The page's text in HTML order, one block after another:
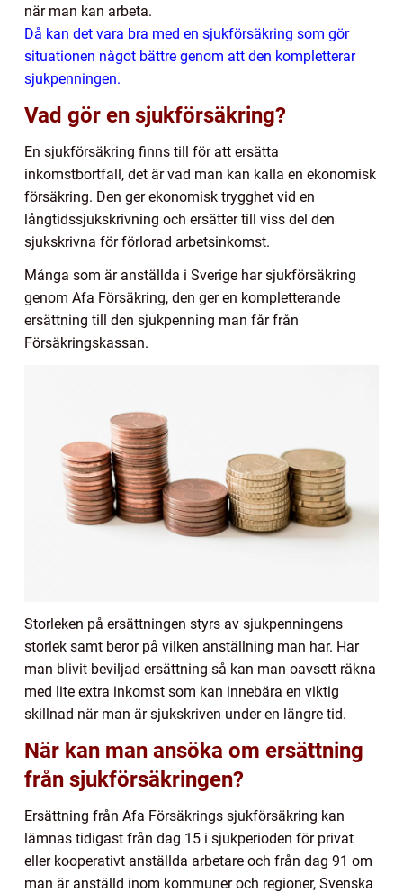
när man kan arbeta.
Då kan det vara bra med en sjukförsäkring som gör
situationen något bättre genom att den kompletterar
sjukpenningen.
Vad gör en sjukförsäkring?
En sjukförsäkring finns till för att ersätta
inkomstbortfall, det är vad man kan kalla en ekonomisk
försäkring. Den ger ekonomisk trygghet vid en
långtidssjukskrivning och ersätter till viss del den
sjukskrivna för förlorad arbetsinkomst.
Många som är anställda i Sverige har sjukförsäkring
genom Afa Försäkring, den ger en kompletterande
ersättning till den sjukpenning man får från
Försäkringskassan.
Storleken på ersättningen styrs av sjukpenningens
storlek samt beror på vilken anställning man har. Har
man blivit beviljad ersättning så kan man oavsett räkna
med lite extra inkomst som kan innebära en viktig
skillnad när man är sjukskriven under en längre tid.
När kan man ansöka om ersättning
från sjukförsäkringen?
Ersättning från Afa Försäkrings sjukförsäkring kan
lämnas tidigast från dag 15 i sjukperioden för privat
eller kooperativt anställda arbetare och från dag 91 om
man är anställd inom kommuner och regioner, Svenska